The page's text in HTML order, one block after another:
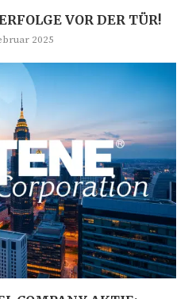
VOR DER TÜR!
2025